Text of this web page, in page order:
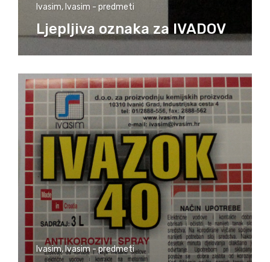
Ivasim, Ivasim - predmeti
Ljepljiva oznaka za IVADOV
Ivasim, Ivasim - predmeti